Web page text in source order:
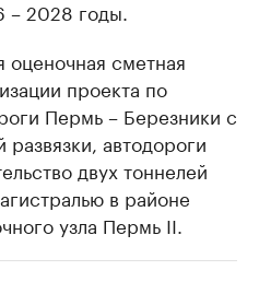
– 2028 годы.
оценочная сметная
проекта по
Пермь – Березники с
автодороги
двух тоннелей
в районе
узла Пермь II.